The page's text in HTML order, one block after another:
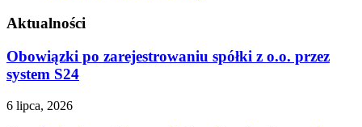
Aktualności
Obowiązki po zarejestrowaniu spółki z o.o. przez
system S24
6 lipca, 2026